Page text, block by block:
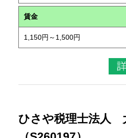
賃金
1,150円～1,500円
ひさや税理士法人